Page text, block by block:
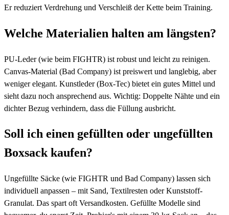
Er reduziert Verdrehung und Verschleiß der Kette beim Training.
Welche Materialien halten am längsten?
PU-Leder (wie beim FIGHTR) ist robust und leicht zu reinigen.
Canvas-Material (Bad Company) ist preiswert und langlebig, aber
weniger elegant. Kunstleder (Box-Tec) bietet ein gutes Mittel und
sieht dazu noch ansprechend aus. Wichtig: Doppelte Nähte und ein
dichter Bezug verhindern, dass die Füllung ausbricht.
Soll ich einen gefüllten oder ungefüllten
Boxsack kaufen?
Ungefüllte Säcke (wie FIGHTR und Bad Company) lassen sich
individuell anpassen – mit Sand, Textilresten oder Kunststoff-
Granulat. Das spart oft Versandkosten. Gefüllte Modelle sind